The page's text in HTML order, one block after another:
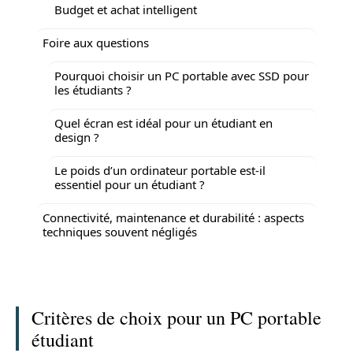
Budget et achat intelligent
Foire aux questions
Pourquoi choisir un PC portable avec SSD pour
les étudiants ?
Quel écran est idéal pour un étudiant en
design ?
Le poids d’un ordinateur portable est-il
essentiel pour un étudiant ?
Connectivité, maintenance et durabilité : aspects
techniques souvent négligés
Critères de choix pour un PC portable
étudiant